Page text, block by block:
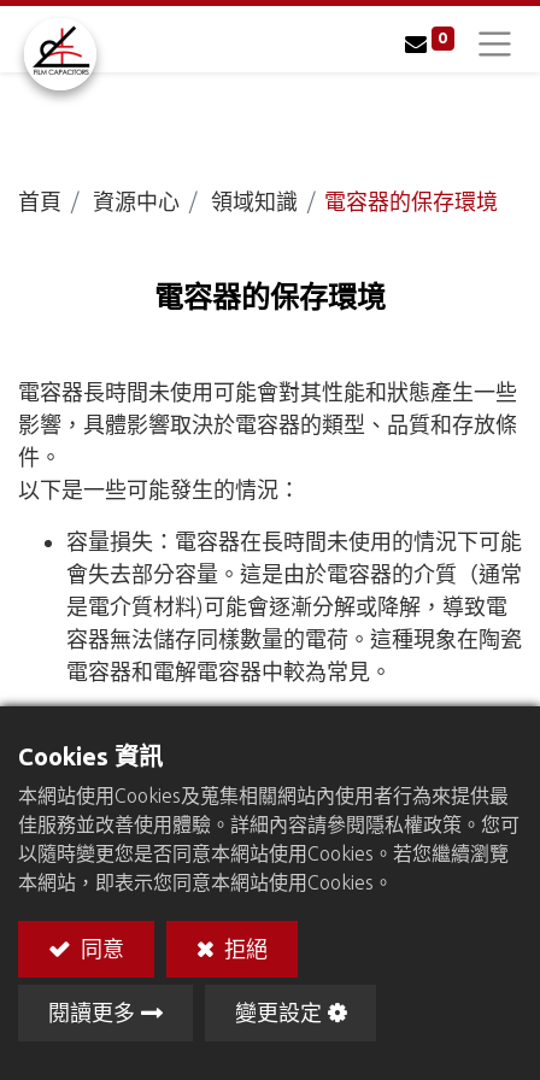
0
首頁 資源中心 領域知識 電容器的保存環境
電容器的保存環境
電容器長時間未使用可能會對其性能和狀態產生一些
影響，具體影響取決於電容器的類型、品質和存放條
件。
以下是一些可能發生的情況：
容量損失：電容器在長時間未使用的情況下可能
會失去部分容量。這是由於電容器的介質（通常
是電介質材料)可能會逐漸分解或降解，導致電
容器無法儲存同樣數量的電荷。這種現象在陶瓷
電容器和電解電容器中較為常見。
漏電流增加：長時間未使用的電容器可能會導致
漏電流增加。這是由於電容器中的絕緣材料可能
會因為老化而不再有效地隔離電荷，從而導致電
流逃逸。
電容器損壞：如果電容器存放在極端條件下，如
高溫或高濕度環境，或者遭受過高的電壓，長時
間未使用可能會導致電容器損壞。這可能包括絕
緣材料的劣化或電極的腐蝕。
Cookies 資訊
本網站使用Cookies及蒐集相關網站內使用者行為來提供最
佳服務並改善使用體驗。詳細內容請參閱隱私權政策。您可
以隨時變更您是否同意本網站使用Cookies。若您繼續瀏覽
本網站，即表示您同意本網站使用Cookies。
同意 拒絕
閱讀更多 變更設定